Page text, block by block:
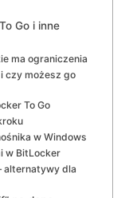
Go i inne
ma ograniczenia
czy możesz go
To Go
w Windows
w BitLocker
alternatywy dla